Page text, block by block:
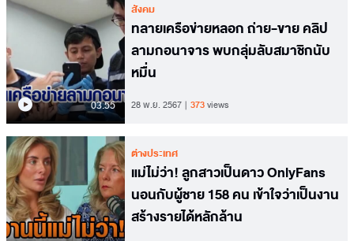
03.55
สังคม
ทลายเครือข่ายหลอก ถ่าย-ขาย คลิป
ลามกอนาจาร พบกลุ่มลับสมาชิกนับ
หมื่น
28 พ.ย. 2567 373views
ต่างประเทศ
แม่ไม่ว่า! ลูกสาวเป็นดาว OnlyFans
นอนกับผู้ชาย 158 คน เข้าใจว่าเป็นงาน
สร้างรายได้หลักล้าน